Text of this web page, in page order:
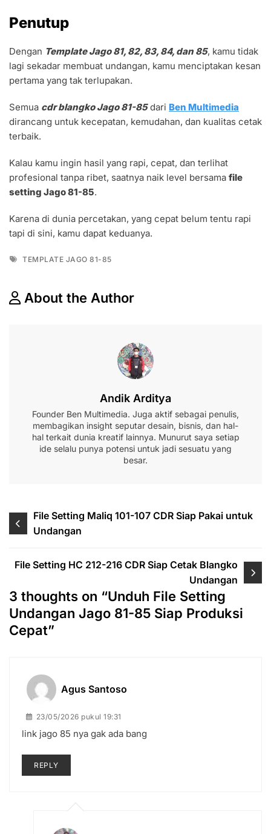
Penutup
Dengan Template Jago 81, 82, 83, 84, dan 85, kamu tidak
lagi sekadar membuat undangan, kamu menciptakan kesan
pertama yang tak terlupakan.
Semua cdr blangko Jago 81-85dari Ben Multimedia
dirancang untuk kecepatan, kemudahan, dan kualitas cetak
terbaik.
Kalau kamu ingin hasil yang rapi, cepat, dan terlihat
profesional tanpa ribet, saatnya naik level bersama file
setting Jago 81-85.
Karena di dunia percetakan, yang cepat belum tentu rapi
tapi di sini, kamu dapat keduanya.
Tags
TEMPLATE JAGO 81-85
About the Author
Andik Arditya
Founder Ben Multimedia. Juga aktif sebagai penulis,
membagikan insight seputar desain, bisnis, dan hal-
hal terkait dunia kreatif lainnya. Munurut saya setiap
ide selalu punya potensi untuk jadi sesuatu yang
besar.
Navigasi
pos
File Setting Maliq 101-107 CDR Siap Pakai untuk
Undangan
File Setting HC 212-216 CDR Siap Cetak Blangko
Undangan
3 thoughts on “Unduh File Setting
Undangan Jago 81-85 Siap Produksi
Cepat”
Agus Santoso
23/05/2026 pukul 19:31
link jago 85 nya gak ada bang
REPLY